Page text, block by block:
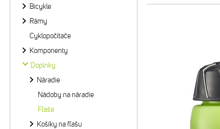
Bicykle
Rámy
Cyklopočítače
Komponenty
Doplnky
Náradie
Nádoby na náradie
Fľaše
Košíky na fľašu